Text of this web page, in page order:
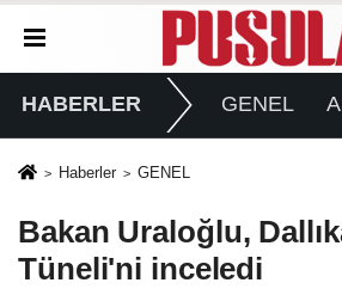
HABERLER GENEL
Haberler GENEL
Bakan Uraloğlu,
Tüneli'ni inceledi